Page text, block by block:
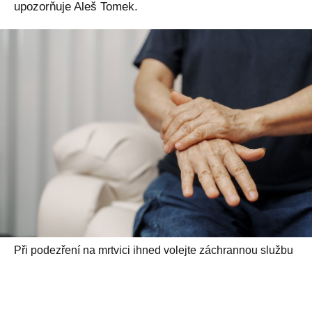
upozorňuje Aleš Tomek.
Při podezření na mrtvici ihned volejte záchrannou službu